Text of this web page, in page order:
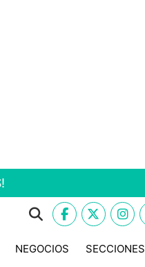
NEGOCIOS SECCIONES